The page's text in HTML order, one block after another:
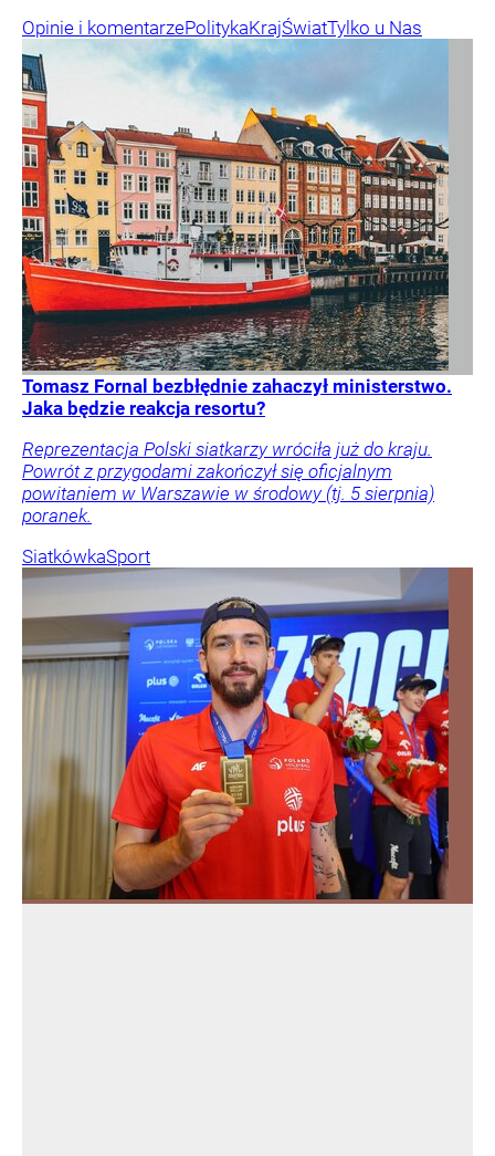
Opinie i komentarzePolitykaKrajŚwiatTylko u Nas
Tomasz Fornal bezbłędnie zahaczył ministerstwo.
Jaka będzie reakcja resortu?
Reprezentacja Polski siatkarzy wróciła już do kraju.
Powrót z przygodami zakończył się oficjalnym
powitaniem w Warszawie w środowy (tj. 5 sierpnia)
poranek.
SiatkówkaSport